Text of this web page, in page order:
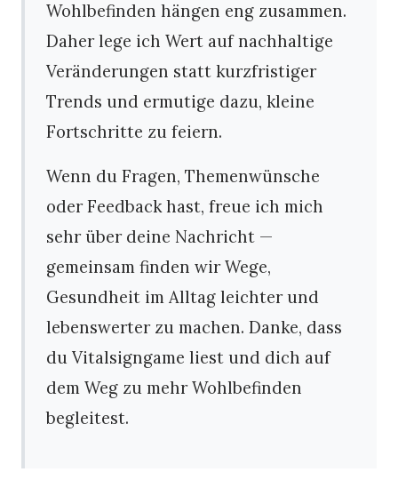
Wohlbefinden hängen eng zusammen.
Daher lege ich Wert auf nachhaltige
Veränderungen statt kurzfristiger
Trends und ermutige dazu, kleine
Fortschritte zu feiern.
Wenn du Fragen, Themenwünsche
oder Feedback hast, freue ich mich
sehr über deine Nachricht —
gemeinsam finden wir Wege,
Gesundheit im Alltag leichter und
lebenswerter zu machen. Danke, dass
du Vitalsigngame liest und dich auf
dem Weg zu mehr Wohlbefinden
begleitest.